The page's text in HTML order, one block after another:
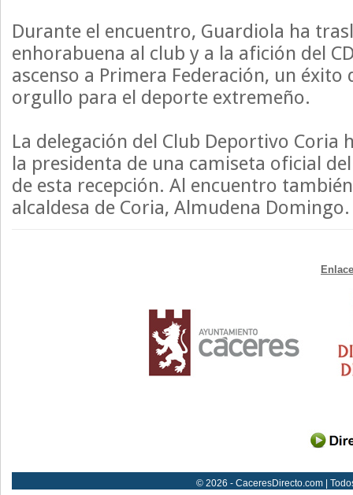
Durante el encuentro, Guardiola ha
enhorabuena al club y a la afición del
ascenso a Primera Federación, un éxito
orgullo para el deporte extremeño.
La delegación del Club Deportivo Coria
la presidenta de una camiseta oficial
de esta recepción. Al encuentro
alcaldesa de Coria, Almudena Domingo.
© 2026 - CaceresDirecto.com |